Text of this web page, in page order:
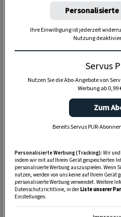
Personalisierte
Ihre Einwilligung ist jederzeit
Nutzung
Servus
Nutzen Sie die Abo-Angebote von
Werbung ab 0,99
Zum
Bereits Servus PUR-
Personalisierte Werbung (Tracking): Wir
indem wir mit auf Ihrem Gerät gespeicherten
personalisierte Werbung auszuspielen. Wenn
nutzen, werden von uns keine auf Ihrem Gerät
personalisierte Werbung verwendet. Weitere
Datenschutzrichtlinie, in derListe unserer
Einstellungen.